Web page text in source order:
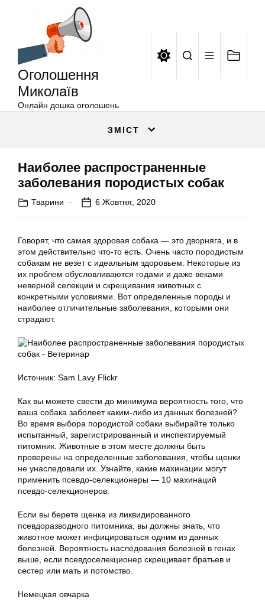
Оголошення
Миколаїв
Онлайн дошка оголошень
ЗМІСТ
Наиболее распространенные
заболевания породистых собак
Тварини 6 Жовтня, 2020
Говорят, что самая здоровая собака — это дворняга, и в
этом действительно что-то есть. Очень часто породистым
собакам не везет с идеальным здоровьем. Некоторые из
их проблем обусловливаются годами и даже веками
неверной селекции и скрещивания животных с
конкретными условиями. Вот определенные породы и
наиболее отличительные заболевания, которыми они
страдают.
Источник: Sam Lavy Flickr
Как вы можете свести до минимума вероятность того, что
ваша собака заболеет каким-либо из данных болезней?
Во время выбора породистой собаки выбирайте только
испытанный, зарегистрированный и инспектируемый
питомник. Животные в этом месте должны быть
проверены на определенные заболевания, чтобы щенки
не унаследовали их. Узнайте, какие махинации могут
применить псевдо-селекционеры — 10 махинаций
псевдо-селекционеров.
Если вы берете щенка из ликвидированного
псевдоразводного питомника, вы должны знать, что
животное может инфицироваться одним из данных
болезней. Вероятность наследования болезней в генах
выше, если псевдоселекционер скрещивает братьев и
сестер или мать и потомство.
Немецкая овчарка